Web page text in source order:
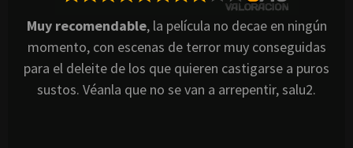
Muy recomendable, la película no decae en ningún
momento, con escenas de terror muy conseguidas
para el deleite de los que quieren castigarse a puros
sustos. Véanla que no se van a arrepentir, salu2.